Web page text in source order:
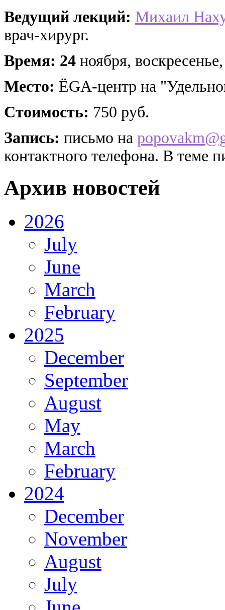
Ведущий лекций: Михаил
врач-хирург.
Время: 24 ноября,
Место: ЁGA-центр на
Стоимость: 750 руб.
Запись: письмо на
контактного телефона. В теме
Архив новостей
2026
July
June
March
February
2025
December
September
August
May
March
February
2024
December
November
August
July